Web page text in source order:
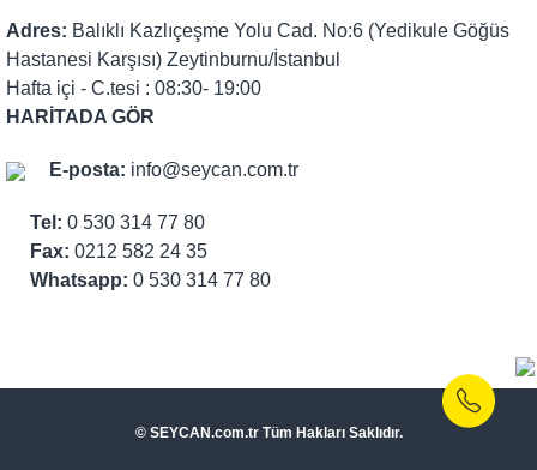
Adres: Balıklı Kazlıçeşme Yolu Cad. No:6 (Yedikule Göğüs
Hastanesi Karşısı) Zeytinburnu/İstanbul
Hafta içi - C.tesi : 08:30- 19:00
HARİTADA GÖR
E-posta: info@seycan.com.tr
Tel: 0 530 314 77 80
Fax: 0212 582 24 35
Whatsapp: 0 530 314 77 80
© SEYCAN.com.tr Tüm Hakları Saklıdır.